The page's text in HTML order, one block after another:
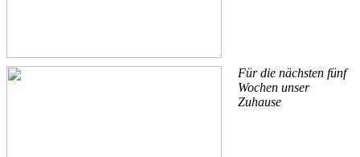
Für die nächsten fünf
Wochen unser
Zuhause